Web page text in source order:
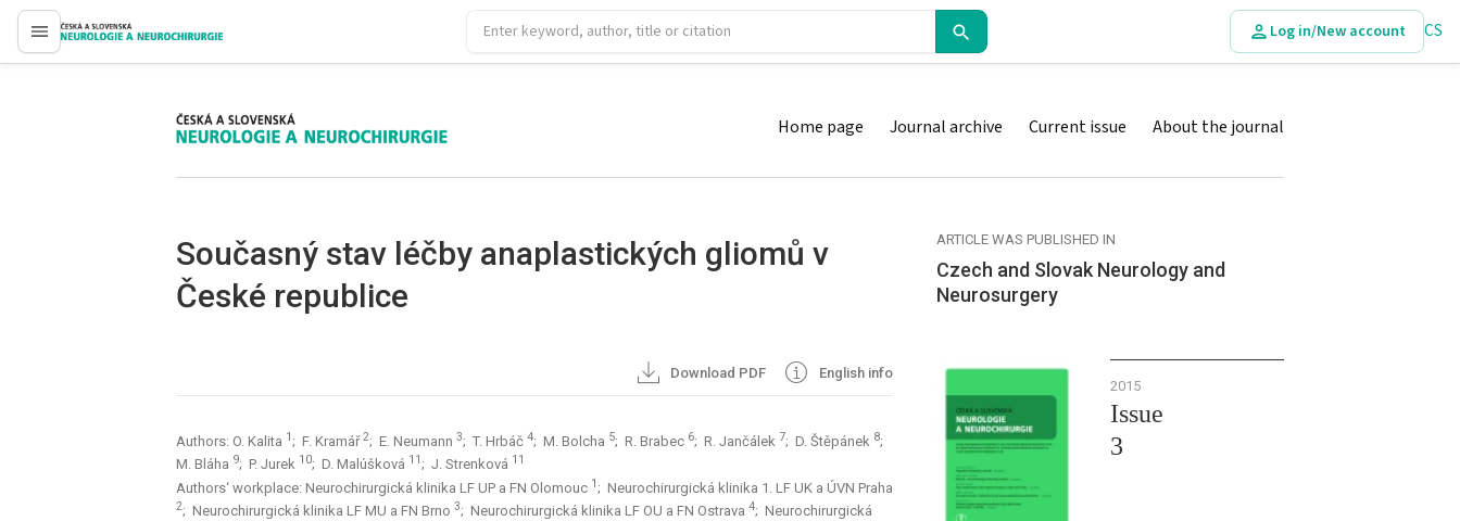
proLékaře.cz
Log in/New account CS
proLékaře.cz Home page Journal archive Current issue About the journal
Současný stav léčby anaplastických gliomů v
České republice
Download PDF English info
Authors: O. Kalita 1 ; F. Kramář2; E. Neumann 3; T. Hrbáč 4; M. Bolcha 5; R. Brabec 6; R. Jančálek 7; D. Štěpánek 8;
M. Bláha 9; P. Jurek 10; D. Malúšková 11 ; J. Strenková 11
Authors‘ workplace: Neurochirurgická klinika LF UP a FN Olomouc 1; Neurochirurgická klinika 1. LF UK a ÚVN Praha
2; Neurochirurgická klinika LF MU a FN Brno 3; Neurochirurgická klinika LF OU a FN Ostrava 4; Neurochirurgická
ARTICLE WAS PUBLISHED IN
Czech and Slovak Neurology and
Neurosurgery
2015
Issue
3